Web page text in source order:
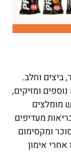
ביצים וחלב.
ומזיקים,
מומלצים
בריאות מעדיפים
ומקסימום
אחרי אימון